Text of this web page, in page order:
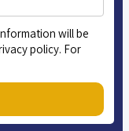
will be
policy. For